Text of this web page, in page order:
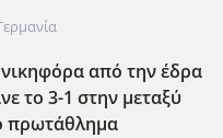
από την έδρα
το 3-1 στην μεταξύ
πρωτάθλημα